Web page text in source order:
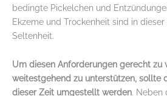
bedingte Pickelchen und
Ekzeme und Trockenheit sind in
Seltenheit.
Um diesen Anforderungen gerecht zu
weitestgehend zu unterstützen, sollte
dieser Zeit umgestellt werden. Neben